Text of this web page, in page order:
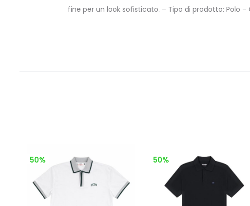
fine per un look sofisticato. – Tipo di prodotto: Polo
50% 50%